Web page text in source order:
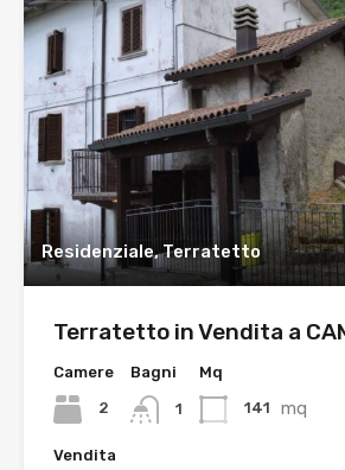
Residenziale, Terratetto
Terratetto in Vendita a
Camere
2
Bagni
1
Mq
141 mq
Vendita